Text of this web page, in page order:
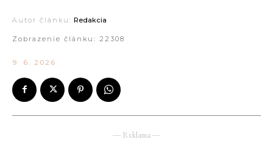
Autor článku: Redakcia
Zobrazenie článku: 22308
9. 6. 2026
― Reklama ―